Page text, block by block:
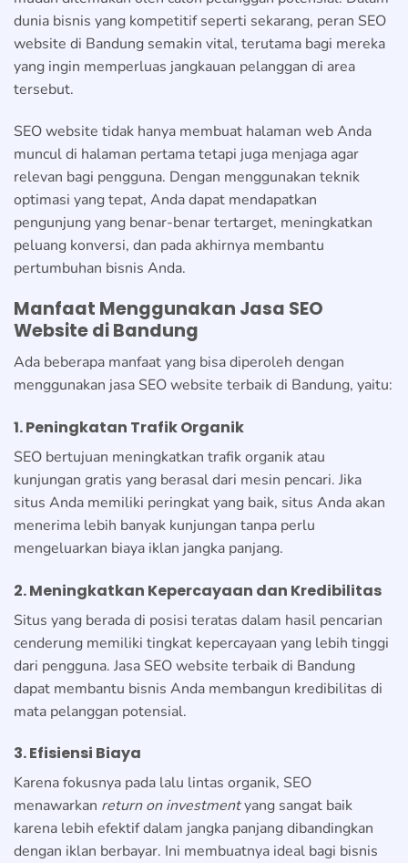
dunia bisnis yang kompetitif seperti sekarang, peran SEO
website di Bandung semakin vital, terutama bagi mereka
yang ingin memperluas jangkauan pelanggan di area
tersebut.
SEO website tidak hanya membuat halaman web Anda
muncul di halaman pertama tetapi juga menjaga agar
relevan bagi pengguna. Dengan menggunakan teknik
optimasi yang tepat, Anda dapat mendapatkan
pengunjung yang benar-benar tertarget, meningkatkan
peluang konversi, dan pada akhirnya membantu
pertumbuhan bisnis Anda.
Manfaat Menggunakan Jasa SEO
Website di Bandung
Ada beberapa manfaat yang bisa diperoleh dengan
menggunakan jasa SEO website terbaik di Bandung, yaitu:
1. Peningkatan Trafik Organik
SEO bertujuan meningkatkan trafik organik atau
kunjungan gratis yang berasal dari mesin pencari. Jika
situs Anda memiliki peringkat yang baik, situs Anda akan
menerima lebih banyak kunjungan tanpa perlu
mengeluarkan biaya iklan jangka panjang.
2. Meningkatkan Kepercayaan dan Kredibilitas
Situs yang berada di posisi teratas dalam hasil pencarian
cenderung memiliki tingkat kepercayaan yang lebih tinggi
dari pengguna. Jasa SEO website terbaik di Bandung
dapat membantu bisnis Anda membangun kredibilitas di
mata pelanggan potensial.
3. Efisiensi Biaya
Karena fokusnya pada lalu lintas organik, SEO
menawarkan return on investmentyang sangat baik
karena lebih efektif dalam jangka panjang dibandingkan
dengan iklan berbayar. Ini membuatnya ideal bagi bisnis